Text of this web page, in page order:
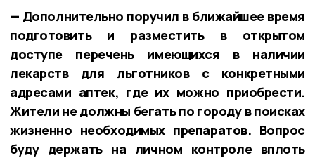
— Дополнительно поручил в ближайшее время
подготовить и разместить в открытом
доступе перечень имеющихся в наличии
лекарств для льготников с конкретными
адресами аптек, где их можно приобрести.
Жители не должны бегать по городу в поисках
жизненно необходимых препаратов. Вопрос
буду держать на личном контроле вплоть